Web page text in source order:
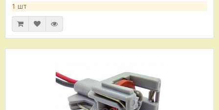
1 шт